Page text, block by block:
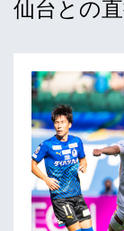
仙台との